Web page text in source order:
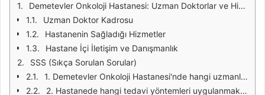
Demetevler Onkoloji Hastanesi: Uzman Doktorlar ve Hizmetler
Uzman Doktor Kadrosu
Hastanenin Sağladığı Hizmetler
Hastane İçi İletişim ve Danışmanlık
SSS (Sıkça Sorulan Sorular)
1. Demetevler Onkoloji Hastanesi'nde hangi uzmanlık alanlarında doktorlar bulunmaktadır?
2. Hastanede hangi tedavi yöntemleri uygulanmaktadır?